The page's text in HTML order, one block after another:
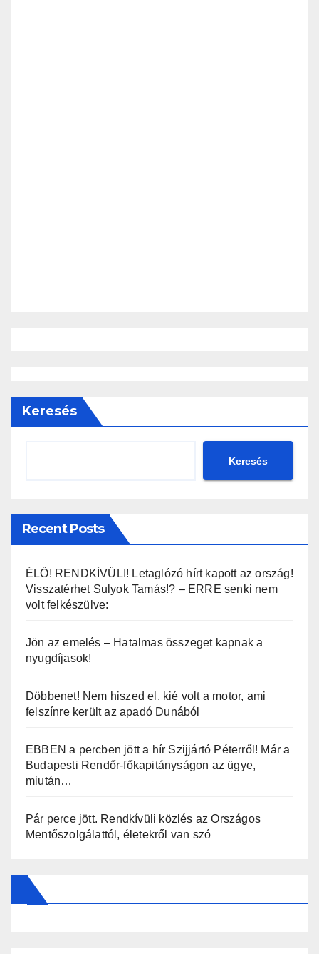
Keresés
Keresés
Recent Posts
ÉLŐ! RENDKÍVÜLI! Letaglózó hírt kapott az ország!
Visszatérhet Sulyok Tamás!? – ERRE senki nem
volt felkészülve:
Jön az emelés – Hatalmas összeget kapnak a
nyugdíjasok!
Döbbenet! Nem hiszed el, kié volt a motor, ami
felszínre került az apadó Dunából
EBBEN a percben jött a hír Szijjártó Péterről! Már a
Budapesti Rendőr-főkapitányságon az ügye,
miután…
Pár perce jött. Rendkívüli közlés az Országos
Mentőszolgálattól, életekről van szó